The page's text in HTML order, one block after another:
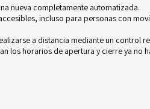
nueva completamente automatizada.
incluso para personas con
a distancia mediante un control
horarios de apertura y cierre ya no